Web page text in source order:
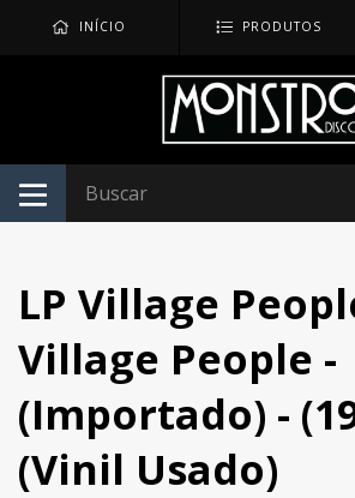
INÍCIO PRODUTOS
LP Village
Village People -
(Importado) -
(Vinil Usado)